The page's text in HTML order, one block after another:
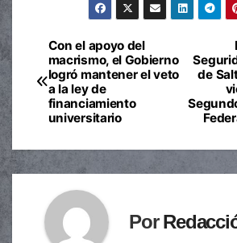
Navegación
de
entradas
de
Con el apoyo del
macrismo, el Gobierno
logró mantener el veto
a la ley de
financiamiento
universitario
Por